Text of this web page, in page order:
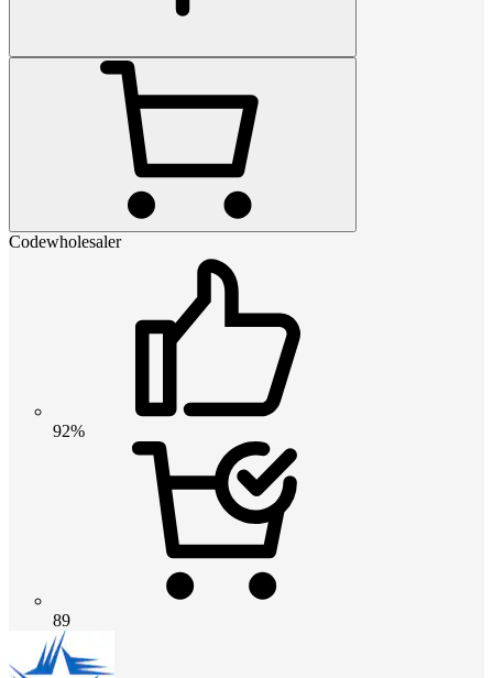
Codewholesaler
92%
89